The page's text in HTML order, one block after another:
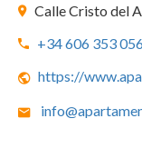
Calle Cristo del
+34 606 353
https://